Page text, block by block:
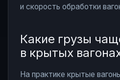
и скорость обработки
Какие грузы
в крытых
На практике крытые